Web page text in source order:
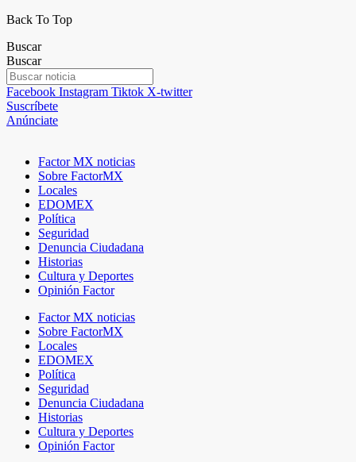
Back To Top
Buscar
Buscar
Facebook Instagram Tiktok X-twitter
Suscríbete
Anúnciate
Factor MX noticias
Sobre FactorMX
Locales
EDOMEX
Política
Seguridad
Denuncia Ciudadana
Historias
Cultura y Deportes
Opinión Factor
Factor MX noticias
Sobre FactorMX
Locales
EDOMEX
Política
Seguridad
Denuncia Ciudadana
Historias
Cultura y Deportes
Opinión Factor